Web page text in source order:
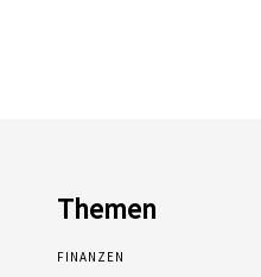
Themen
FINANZEN